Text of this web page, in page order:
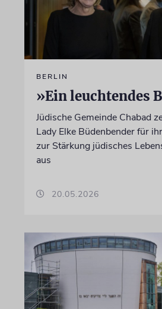
BERLIN
»Ein leuchtendes
Jüdische Gemeinde Chabad
Lady Elke Büdenbender für
zur Stärkung jüdisches
aus
20.05.2026